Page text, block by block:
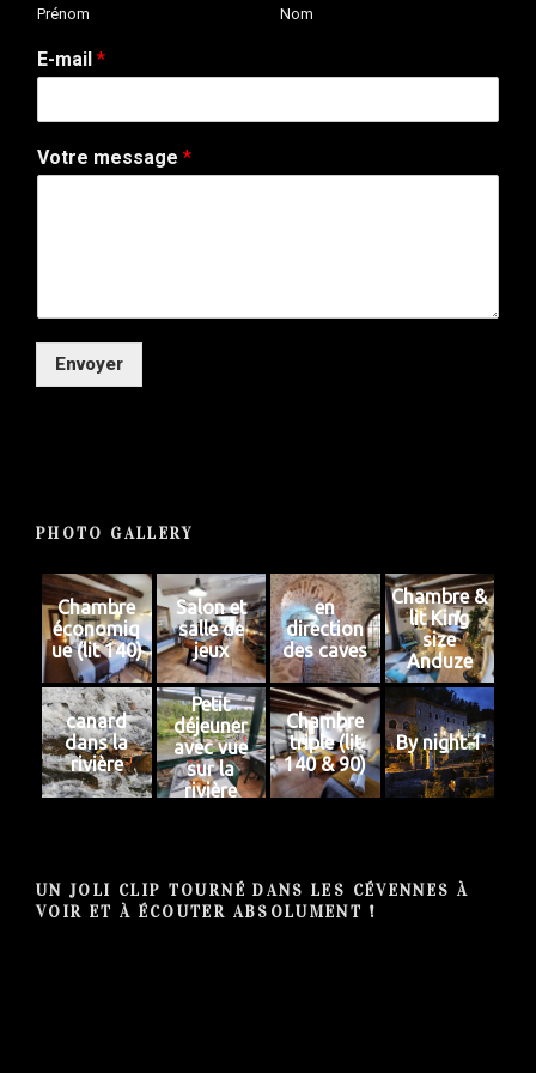
v
:
Prénom Nom
E-mail *
Votre message *
Envoyer
PHOTO GALLERY
Chambre
économiq
ue (lit 140)
Salon et
salle de
jeux
en
direction
des caves
Chambre &
lit King
size
Anduze
canard
dans la
rivière
Petit
déjeuner
avec vue
sur la
rivière
Chambre
triple (lit
140 & 90)
By night 1
UN JOLI CLIP TOURNÉ DANS LES CÉVENNES À
VOIR ET À ÉCOUTER ABSOLUMENT !